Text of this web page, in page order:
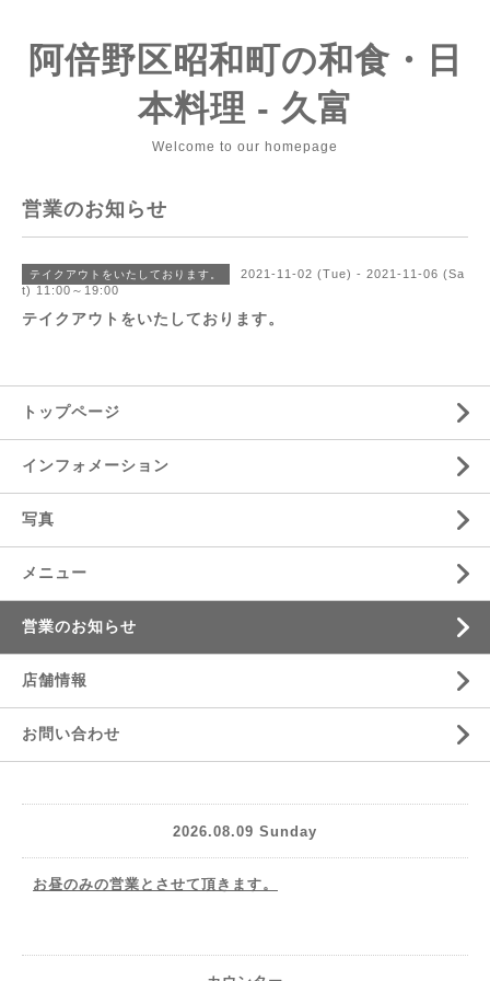
阿倍野区昭和町の和食・日
本料理 - 久富
Welcome to our homepage
営業のお知らせ
テイクアウトをいたしております。
2021-11-02 (Tue) - 2021-11-06 (Sa
t) 11:00～19:00
テイクアウトをいたしております。
トップページ
インフォメーション
写真
メニュー
営業のお知らせ
店舗情報
お問い合わせ
2026.08.09 Sunday
お昼のみの営業とさせて頂きます。